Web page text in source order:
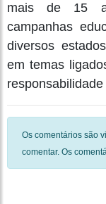
mais de 15
campanhas
diversos
em temas
Os comentários são
comentar. Os